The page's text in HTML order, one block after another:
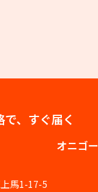
、すぐ届く
オニゴー
馬1-17-5